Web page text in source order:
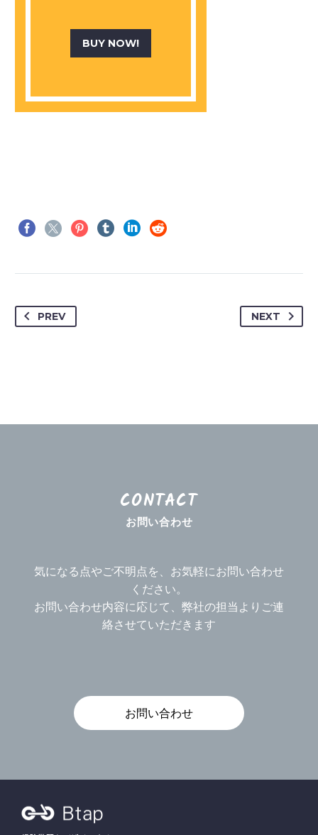
BUY NOW!
PREV NEXT
CONTACT
お問い合わせ
気になる点やご不明点を、お気軽にお問い合わせ
ください。
お問い合わせ内容に応じて、弊社の担当よりご連
絡させていただきます
お問い合わせ